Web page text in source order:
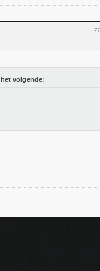
het volgende: